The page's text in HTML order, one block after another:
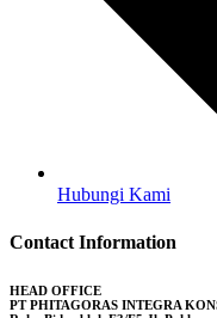
Hubungi Kami
Contact Information
HEAD OFFICE
PT PHITAGORAS INTEGRA